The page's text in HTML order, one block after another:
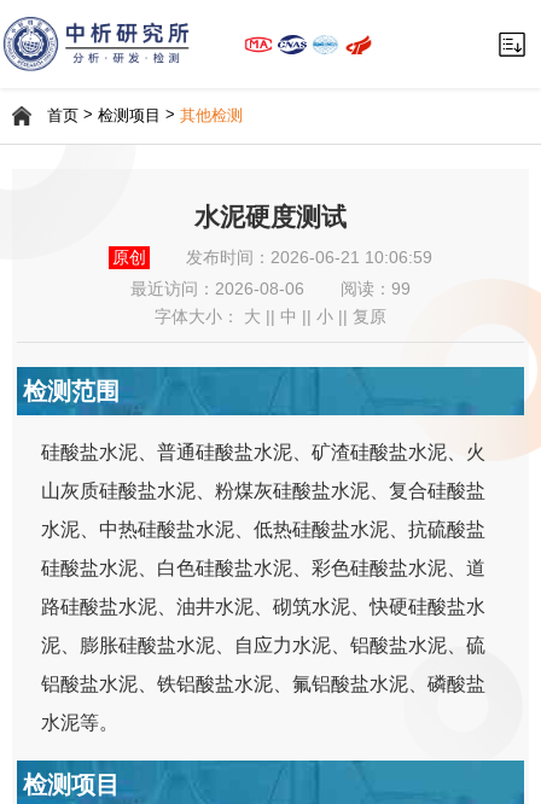
首页> 检测项目 > 其他检测
水泥硬度测试
原创
发布时间：2026-06-21 10:06:59
最近访问：2026-08-06
阅读：99
字体大小： 大 中 小 复原
检测范围
硅酸盐水泥、普通硅酸盐水泥、矿渣硅酸盐水泥、火
山灰质硅酸盐水泥、粉煤灰硅酸盐水泥、复合硅酸盐
水泥、中热硅酸盐水泥、低热硅酸盐水泥、抗硫酸盐
硅酸盐水泥、白色硅酸盐水泥、彩色硅酸盐水泥、道
路硅酸盐水泥、油井水泥、砌筑水泥、快硬硅酸盐水
泥、膨胀硅酸盐水泥、自应力水泥、铝酸盐水泥、硫
铝酸盐水泥、铁铝酸盐水泥、氟铝酸盐水泥、磷酸盐
水泥等。
检测项目